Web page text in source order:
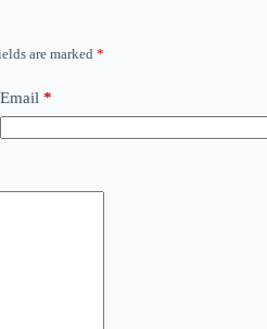
are marked *
Email *